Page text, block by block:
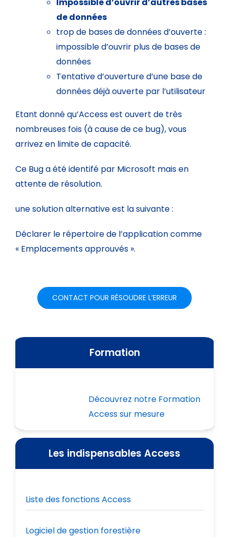
de données
trop de bases de données d’ouverte :
impossible d’ouvrir plus de bases de
données
Tentative d’ouverture d’une base de
données déjà ouverte par l’utilisateur
Etant donné qu’Access est ouvert de très
nombreuses fois (à cause de ce bug), vous
arrivez en limite de capacité.
Ce Bug a été identifé par Microsoft mais en
attente de résolution.
une solution alternative est la suivante :
Déclarer le répertoire de l’application comme
« Emplacements approuvés ».
CONTACT POUR RÉSOUDRE L’ERREUR
Formation
Découvrez notre Formation
Access sur mesure
Les indispensables Access
Liste des fonctions Access
Logiciel de gestion forestière